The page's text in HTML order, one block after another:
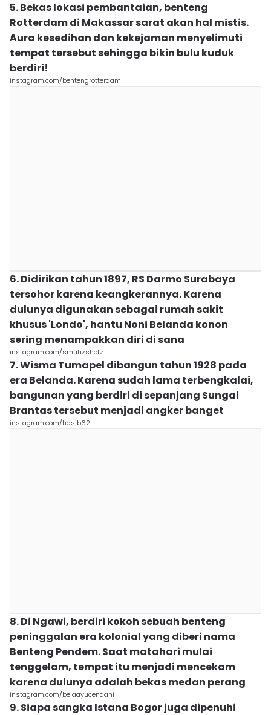
5. Bekas lokasi pembantaian, benteng
Rotterdam di Makassar sarat akan hal mistis.
Aura kesedihan dan kekejaman menyelimuti
tempat tersebut sehingga bikin bulu kuduk
berdiri!
instagram.com/bentengrotterdam
6. Didirikan tahun 1897, RS Darmo Surabaya
tersohor karena keangkerannya. Karena
dulunya digunakan sebagai rumah sakit
khusus 'Londo', hantu Noni Belanda konon
sering menampakkan diri di sana
instagram.com/smutizshotz
7. Wisma Tumapel dibangun tahun 1928 pada
era Belanda. Karena sudah lama terbengkalai,
bangunan yang berdiri di sepanjang Sungai
Brantas tersebut menjadi angker banget
instagram.com/hasib62
8. Di Ngawi, berdiri kokoh sebuah benteng
peninggalan era kolonial yang diberi nama
Benteng Pendem. Saat matahari mulai
tenggelam, tempat itu menjadi mencekam
karena dulunya adalah bekas medan perang
instagram.com/belaayucendani
9. Siapa sangka Istana Bogor juga dipenuhi